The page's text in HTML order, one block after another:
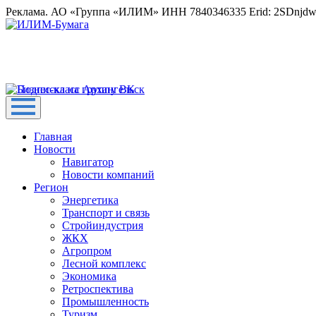
Реклама. АО «Группа «ИЛИМ» ИНН 7840346335 Erid:
Главная
Новости
Навигатор
Новости компаний
Регион
Энергетика
Транспорт и связь
Стройиндустрия
ЖКХ
Агропром
Лесной комплекс
Экономика
Ретроспектива
Промышленность